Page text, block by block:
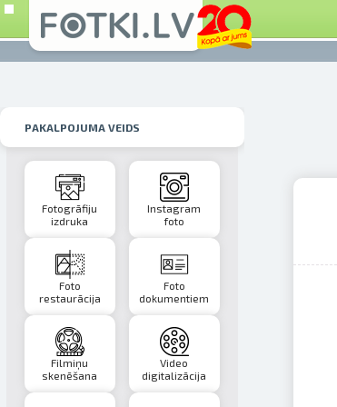
PAKALPOJUMA VEIDS
Fotogrāfiju
izdruka
Instagram
foto
Foto
restaurācija
Foto
dokumentiem
Filmiņu
skenēšana
Video
digitalizācija